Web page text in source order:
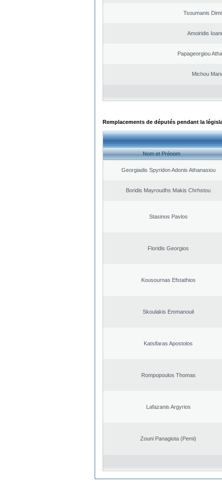
Tsoumanis
Amoiridis
Papageorgiou
Michou
Remplacements de députés pendant la
Nom et Prénom
Georgiadis Spyridon Adonis Athanasiou
Boridis Mayroudhs Makis Chrhstou
Stasinos Pavlos
Floridis Georgios
Kousournas Efstathios
Skoulakis Emmanouil
Katsifaras Apostolos
Rompopoulos Thomas
Lafazanis Argyrios
Zouni Panagiota (Pemi)